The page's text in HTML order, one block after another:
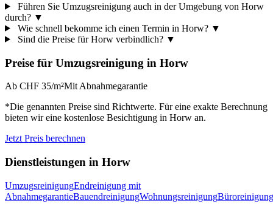
Führen Sie Umzugsreinigung auch in der Umgebung von Horw
durch? ▼
Wie schnell bekomme ich einen Termin in Horw? ▼
Sind die Preise für Horw verbindlich? ▼
Preise für Umzugsreinigung in Horw
Ab CHF 35/m²Mit Abnahmegarantie
*Die genannten Preise sind Richtwerte. Für eine exakte Berechnung
bieten wir eine kostenlose Besichtigung in Horw an.
Jetzt Preis berechnen
Dienstleistungen in Horw
UmzugsreinigungEndreinigung mit
AbnahmegarantieBauendreinigungWohnungsreinigungBüroreinigung